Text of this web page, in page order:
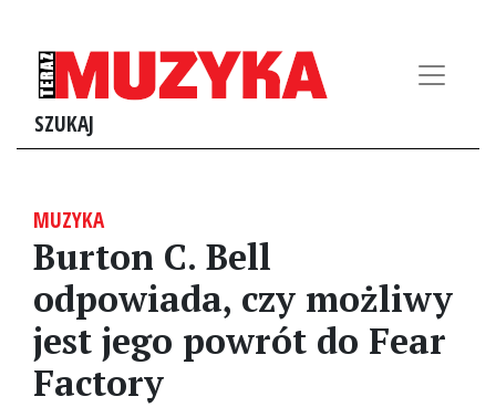
SZUKAJ
MUZYKA
Burton C. Bell
odpowiada, czy możliwy
jest jego powrót do Fear
Factory